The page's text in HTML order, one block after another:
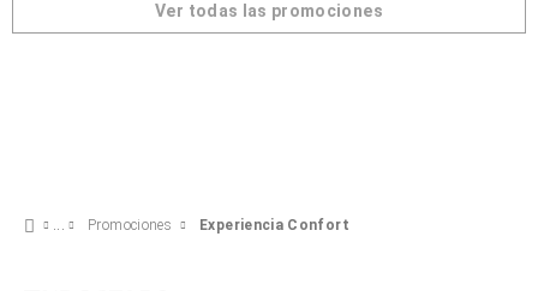
Ver todas las promociones
Promociones Experiencia Confort